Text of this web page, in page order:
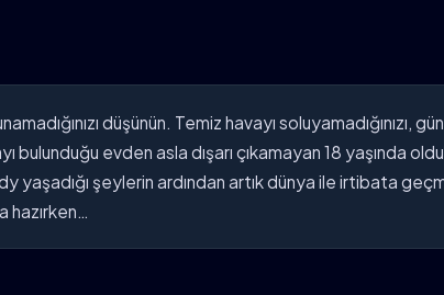
düşünün. Temiz havayı
bulunduğu evden asla dışarı çıkamayan 18
yaşadığı şeylerin ardından artık dünya ile irtibata
hazırken…